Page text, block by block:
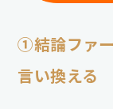
①結論ファ
言い換える